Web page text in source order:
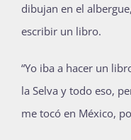
dibujan en el
escribir un libro.
“Yo iba a hacer un
la Selva y todo eso,
me tocó en México,